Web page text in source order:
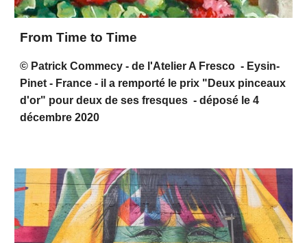
From Time to Time
© Patrick Commecy - de l'Atelier A Fresco - Eysin-
Pinet - France - il a remporté le prix "Deux pinceaux
d'or" pour deux de ses fresques - déposé le 4
décembre 2020